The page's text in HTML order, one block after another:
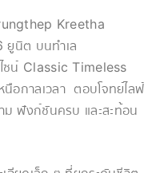
Kreetha
ยูนิต บนทำเล
ซน์ Classic Timeless
อกาลเวลา ตอบโจทย์ไลฟ์
ม ฟังก์ชันครบ และสะท้อน